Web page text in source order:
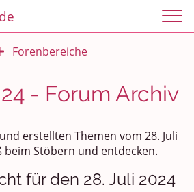
Forenbereiche
- Forum Archiv
erstellten Themen vom 28. Juli
beim Stöbern und entdecken.
für den 28. Juli 2024